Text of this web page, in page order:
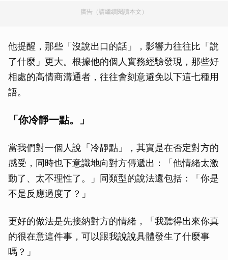
廣告（請繼續閱讀本文）
他提醒，那些「沒說出口的話」，影響力往往比「說
了什麼」更大。根據他的個人實務經驗發現，那些好
相處的高情商溝通者，往往會刻意避免以下這七種用
語。
「你冷靜一點。」
當我們對一個人說「冷靜點」，其實是在否定對方的
感受，同時也下意識地向對方傳遞出：「他情緒太激
動了、太不理性了。」同類型的說法還包括：「你是
不是反應過度了？」
更好的做法是先接納對方的情緒，「我聽得出來你真
的很在意這件事，可以跟我說說具體發生了什麼事
嗎？」